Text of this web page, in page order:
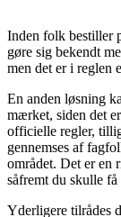
Inden folk bestiller
gøre sig bekendt
men det er i reglen
En anden løsning
mærket, siden det
officielle regler,
gennemses af
området. Det er en
såfremt du skulle
Yderligere tilrådes